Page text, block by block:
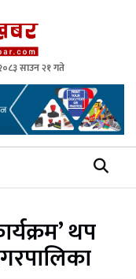
साउन २१ गते
थप